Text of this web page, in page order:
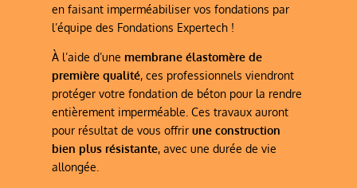
en faisant imperméabiliser vos fondations par
l’équipe des Fondations Expertech !
À l’aide d’une membrane élastomère de
première qualité, ces professionnels viendront
protéger votre fondation de béton pour la rendre
entièrement imperméable. Ces travaux auront
pour résultat de vous offrir une construction
bien plus résistante, avec une durée de vie
allongée.